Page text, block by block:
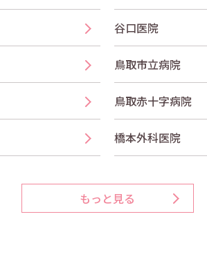
谷口医院
鳥取市立病院
鳥取赤十字病院
橋本外科医院
もっと見る